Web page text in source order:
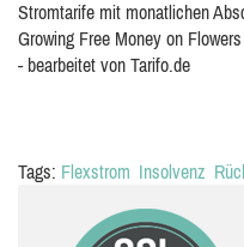
Stromtarife mit monatlichen
Growing Free Money on
- bearbeitet von Tarifo.de
Tags: Flexstrom Insolvenz